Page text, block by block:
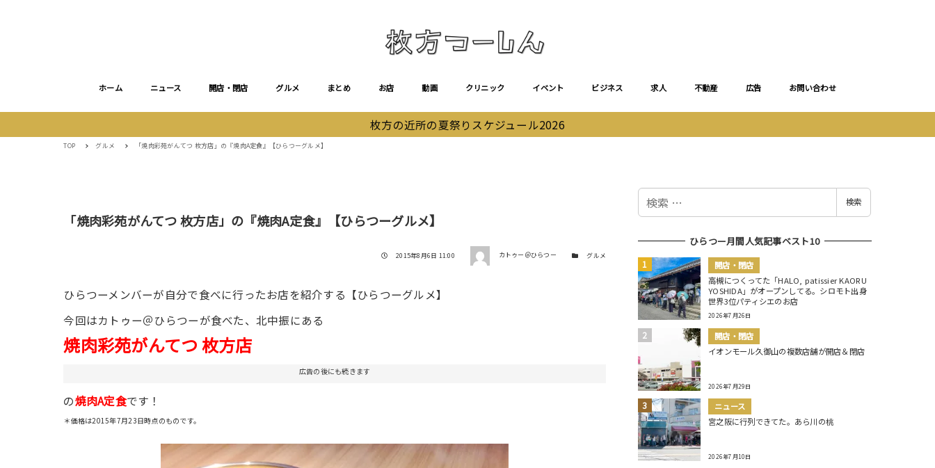
ホーム ニュース 開店・閉店 グルメ まとめ お店 動画 クリニック イベント ビジネス 求人 不動産 広告 お問い合わせ
枚方の近所の夏祭りスケジュール2026
TOP グルメ 「焼肉彩苑がんてつ 枚方店」の『焼肉A定食』【ひらつーグルメ】
「焼肉彩苑がんてつ 枚方店」の『焼肉A定食』【ひらつーグルメ】
投稿日
2015年8月6日 11:00 著者 カトゥー＠ひらつー カテゴリー
グルメ
ひらつーメンバーが自分で食べに行ったお店を紹介する【ひらつーグルメ】
今回はカトゥー＠ひらつーが食べた、北中振にある
焼肉彩苑がんてつ 枚方店
広告の後にも続きます
の焼肉A定食です！
＊価格は2015年7月23日時点のものです。
検
検索
ひらつー月間人気記事ベスト10
開店・閉店
高槻につくってた「HALO, patissier KAORU
YOSHIDA」がオープンしてる。シロモト出身
世界3位パティシエのお店
2026年7月26日
開店・閉店
イオンモール久御山の複数店舗が開店＆閉店
2026年7月29日
ニュース
宮之阪に行列できてた。あら川の桃
2026年7月10日